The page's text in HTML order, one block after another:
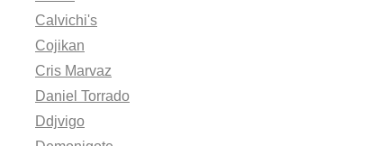
Calvichi's
Cojikan
Cris Marvaz
Daniel Torrado
Ddjvigo